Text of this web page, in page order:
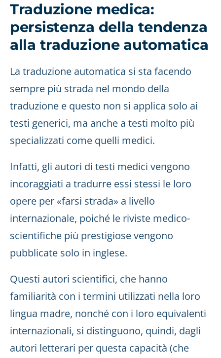
Traduzione medica:
persistenza della tendenza
alla traduzione automatica
La traduzione automatica si sta facendo
sempre più strada nel mondo della
traduzione e questo non si applica solo ai
testi generici, ma anche a testi molto più
specializzati come quelli medici.
Infatti, gli autori di testi medici vengono
incoraggiati a tradurre essi stessi le loro
opere per «farsi strada» a livello
internazionale, poiché le riviste medico-
scientifiche più prestigiose vengono
pubblicate solo in inglese.
Questi autori scientifici, che hanno
familiarità con i termini utilizzati nella loro
lingua madre, nonché con i loro equivalenti
internazionali, si distinguono, quindi, dagli
autori letterari per questa capacità (che